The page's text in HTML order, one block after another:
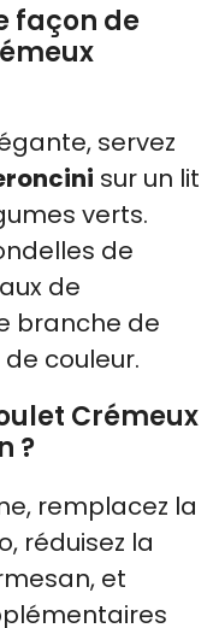
façon de
servez
sur un lit
verts.
de
de
branche de
couleur.
Crémeux
?
remplacez la
réduisez la
et